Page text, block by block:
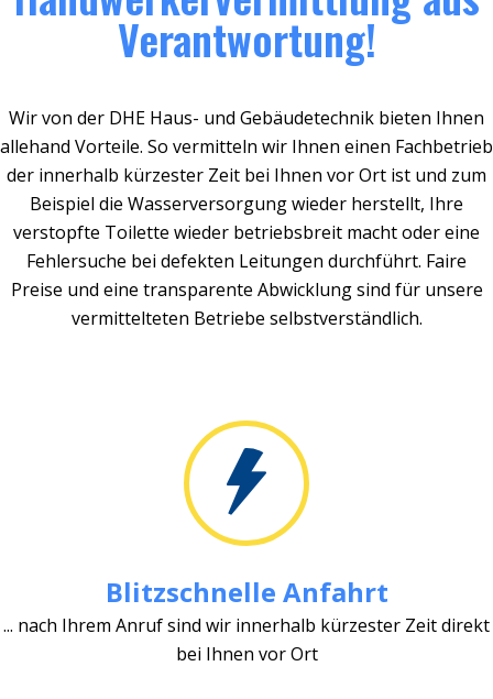
Verantwortung!
Wir von der DHE Haus- und Gebäudetechnik bieten Ihnen
allehand Vorteile. So vermitteln wir Ihnen einen Fachbetrieb
der innerhalb kürzester Zeit bei Ihnen vor Ort ist und zum
Beispiel die Wasserversorgung wieder herstellt, Ihre
verstopfte Toilette wieder betriebsbreit macht oder eine
Fehlersuche bei defekten Leitungen durchführt. Faire
Preise und eine transparente Abwicklung sind für unsere
vermittelteten Betriebe selbstverständlich.
Blitzschnelle Anfahrt
... nach Ihrem Anruf sind wir innerhalb kürzester Zeit direkt
bei Ihnen vor Ort